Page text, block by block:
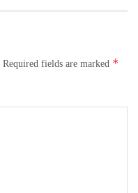
Required fields are marked *